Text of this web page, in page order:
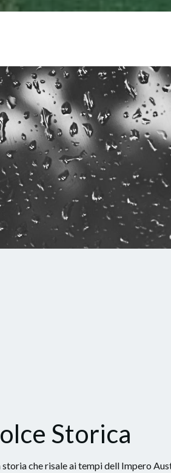
Storica
che risale ai tempi dell Impero